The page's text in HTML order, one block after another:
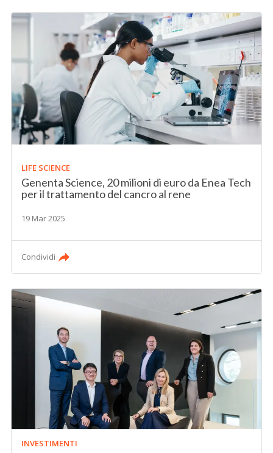
LIFE SCIENCE
Genenta Science, 20 milioni di euro da Enea Tech
per il trattamento del cancro al rene
19 Mar 2025
Condividi
INVESTIMENTI